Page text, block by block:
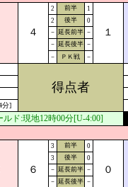
４
2 前半 1
１
2 後半
0
－ 延長前半 －
－ 延長後半 －
－
ＰＫ戦 －
得点者
分]
ド:現地12時00分[U-4:00]
６
3 前半 0
０
3 後半
0
－ 延長前半 －
－ 延長後半 －